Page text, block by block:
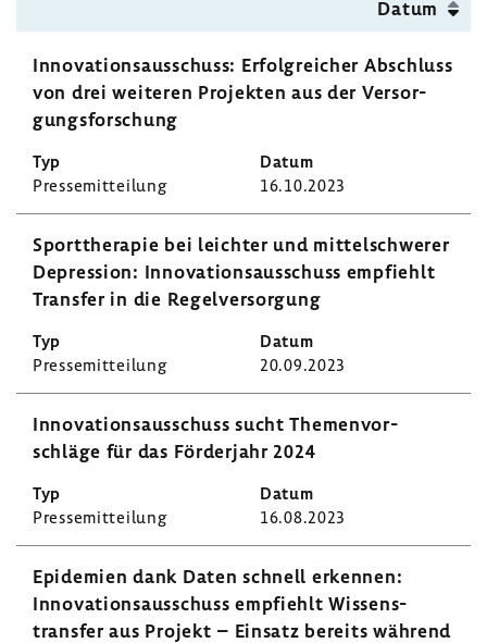
Datum
Inno­va­ti­ons­aus­schuss: Erfolg­rei­cher Abschluss
von drei weiteren Projekten aus der Versor­
gungs­for­schung
Pres­se­mit­tei­lung 16.10.2023
Sport­the­rapie bei leichter und mittel­schwerer
Depres­sion: Inno­va­ti­ons­aus­schuss empfiehlt
Transfer in die Regel­ver­sor­gung
Pres­se­mit­tei­lung 20.09.2023
Inno­va­ti­ons­aus­schuss sucht Themen­vor­
schläge für das Förder­jahr 2024
Pres­se­mit­tei­lung 16.08.2023
Epide­mien dank Daten schnell erkennen:
Inno­va­ti­ons­aus­schuss empfiehlt Wissens­
transfer aus Projekt – Einsatz bereits während